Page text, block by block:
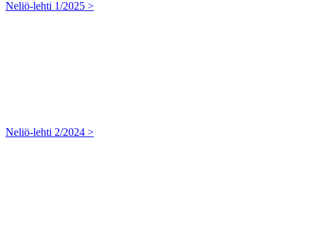
Neliö-lehti 1/2025 >
Neliö-lehti 2/2024 >